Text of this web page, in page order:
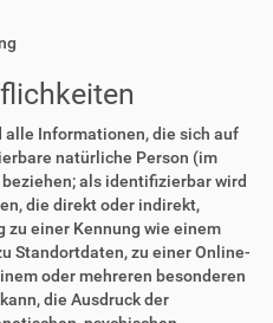
alle Informationen, die sich auf
natürliche Person (im
als identifizierbar wird
die direkt oder indirekt,
zu einer Kennung wie einem
Standortdaten, zu einer Online-
oder mehreren besonderen
die Ausdruck der